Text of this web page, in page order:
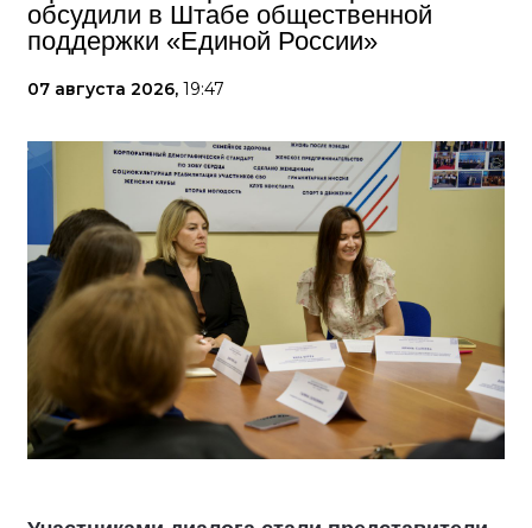
обсудили в Штабе общественной
поддержки «Единой России»
07 августа 2026, 19:47